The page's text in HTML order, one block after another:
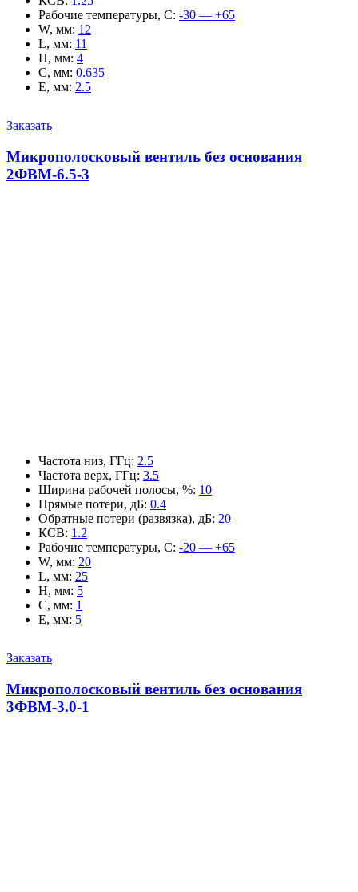
Рабочие температуры, С: -30 — +65
W, мм: 12
L, мм: 11
H, мм: 4
C, мм: 0.635
E, мм: 2.5
Заказать
Микрополосковый вентиль без основания
2ФВМ-6.5-3
Частота низ, ГГц: 2.5
Частота верх, ГГц: 3.5
Ширина рабочей полосы, %: 10
Прямые потери, дБ: 0.4
Обратные потери (развязка), дБ: 20
КСВ: 1.2
Рабочие температуры, С: -20 — +65
W, мм: 20
L, мм: 25
H, мм: 5
C, мм: 1
E, мм: 5
Заказать
Микрополосковый вентиль без основания
3ФВМ-3.0-1